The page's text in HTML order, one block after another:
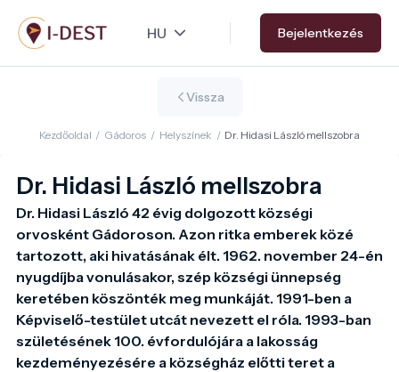
Ugrás
a
tartalomra
Bejelentkezés
Vissza
Kezdőoldal / Gádoros / Helyszínek / Dr. Hidasi László mellszobra
Dr. Hidasi László mellszobra
Dr. Hidasi László 42 évig dolgozott községi
orvosként Gádoroson. Azon ritka emberek közé
tartozott, aki hivatásának élt. 1962. november 24-én
nyugdíjba vonulásakor, szép községi ünnepség
keretében köszönték meg munkáját. 1991-ben a
Képviselő-testület utcát nevezett el róla. 1993-ban
születésének 100. évfordulójára a lakosság
kezdeményezésére a községház előtti teret a